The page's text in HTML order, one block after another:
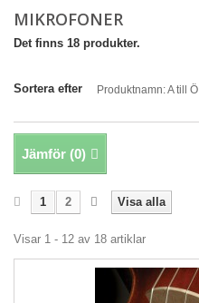
MIKROFONER
Det finns 18 produkter.
Sortera efter Produktnamn: A till Ö
Jämför (0)
Visa alla
1 2
Visar 1 - 12 av 18 artiklar